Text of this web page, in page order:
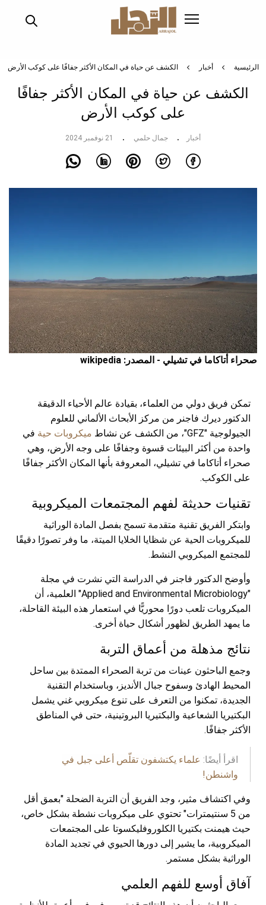
الرئيسية أخبار الكشف عن حياة في المكان الأكثر جفافًا على كوكب الأرض
الكشف عن حياة في المكان الأكثر جفافًا
على كوكب الأرض
أخبار جمال حلمي 21 نوفمبر 2024
صحراء أتاكاما في تشيلي - المصدر: wikipedia
تمكن فريق دولي من العلماء، بقيادة عالم الأحياء الدقيقة
الدكتور ديرك فاجنر من مركز الأبحاث الألماني للعلوم
الجيولوجية "GFZ"، من الكشف عن نشاط
ميكروبات حية في
واحدة من أكثر البيئات قسوة وجفافًا على وجه الأرض، وهي
صحراء أتاكاما في تشيلي، المعروفة بأنها المكان الأكثر جفافًا
على الكوكب.
تقنيات حديثة لفهم المجتمعات الميكروبية
وابتكر الفريق تقنية متقدمة تسمح بفصل المادة الوراثية
للميكروبات الحية عن شظايا الخلايا الميتة، ما وفر تصورًا دقيقًا
للمجتمع الميكروبي النشط.
وأوضح الدكتور فاجنر في الدراسة التي نشرت في مجلة
"Applied and Environmental Microbiology" العلمية، أن
الميكروبات تلعب دورًا محوريًّا في استعمار هذه البيئة القاحلة،
ما يمهد الطريق لظهور أشكال حياة أخرى.
نتائج مذهلة من أعماق التربة
وجمع الباحثون عينات من تربة الصحراء الممتدة بين ساحل
المحيط الهادئ وسفوح جبال الأنديز، وباستخدام التقنية
الجديدة، تمكنوا من التعرف على تنوع ميكروبي غني يشمل
البكتيريا الشعاعية والبكتيريا البروتينية، حتى في المناطق
الأكثر جفافًا.
اقرأ أيضًا: علماء يكتشفون تقلّص أعلى جبل في
واشنطن!
وفي اكتشاف مثير، وجد الفريق أن التربة الضحلة "بعمق أقل
من 5 سنتيمترات" تحتوي على ميكروبات نشطة بشكل خاص،
حيث هيمنت بكتيريا الكلوروفليكسوتا على المجتمعات
الميكروبية، ما يشير إلى دورها الحيوي في تجديد المادة
الوراثية بشكل مستمر.
آفاق أوسع للفهم العلمي